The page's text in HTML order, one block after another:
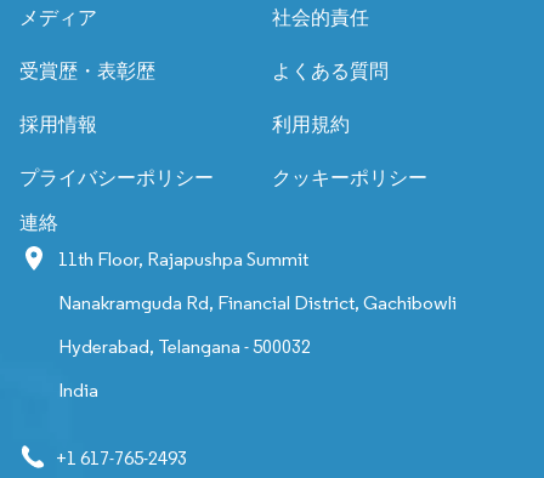
メディア 社会的責任
受賞歴・表彰歴 よくある質問
採用情報 利用規約
プライバシーポリシー クッキーポリシー
連絡
11th Floor, Rajapushpa Summit
Nanakramguda Rd, Financial District, Gachibowli
Hyderabad, Telangana - 500032
India
+1 617-765-2493